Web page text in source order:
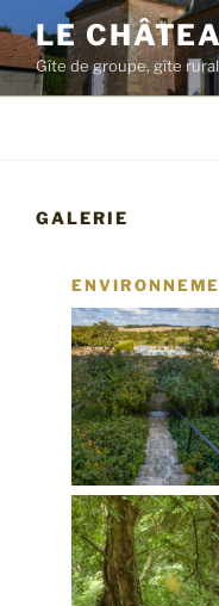
LE
Gîte de groupe, gîte
GALERIE